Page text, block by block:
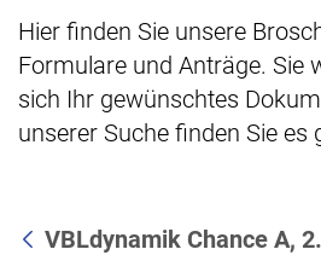
Hier finden Sie unsere
Formulare und Anträge. Sie
sich Ihr gewünschtes
unserer Suche finden Sie es
VBLdynamik Chance A,